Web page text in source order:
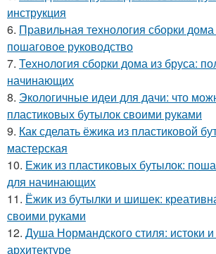
инструкция
6. Правильная технология сборки дома
пошаговое руководство
7. Технология сборки дома из бруса:
начинающих
8. Экологичные идеи для дачи: что
пластиковых бутылок своими руками
9. Как сделать ёжика из пластиковой
мастерская
10. Ежик из пластиковых бутылок:
для начинающих
11. Ёжик из бутылки и шишек:
своими руками
12. Душа Нормандского стиля: истоки
архитектуре